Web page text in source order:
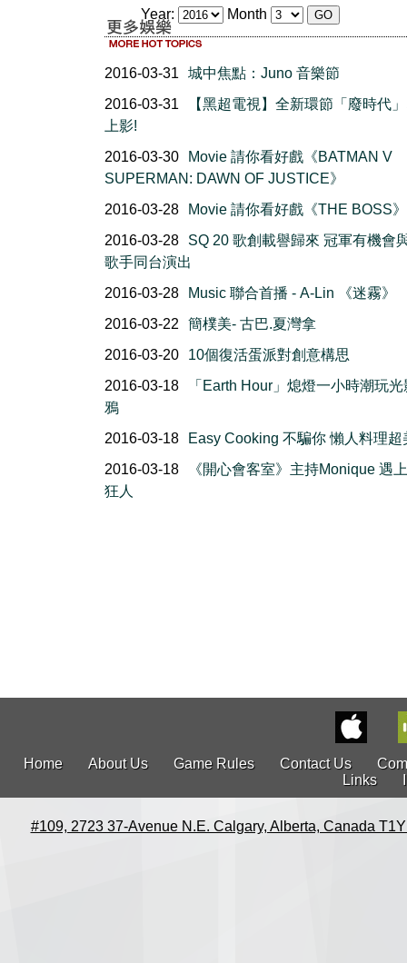
Year: Month
2016-03-31
城中焦點：Juno 音樂節
2016-03-31
【黑超電視】全新環節「廢時代
上影!
2016-03-30
Movie 請你看好戲《BATMAN V
SUPERMAN: DAWN OF JUSTICE》
2016-03-28
Movie 請你看好戲《THE BOSS》
2016-03-28
SQ 20 歌創載譽歸來 冠軍有機會
歌手同台演出
2016-03-28
Music 聯合首播 - A-Lin 《迷霧》
2016-03-22
簡樸美- 古巴.夏灣拿
2016-03-20
10個復活蛋派對創意構思
2016-03-18
「Earth Hour」熄燈一小時潮玩
鴉
2016-03-18
Easy Cooking 不騙你 懶人料理超
2016-03-18
《開心會客室》主持Monique 遇
狂人
Home About Us Game Rules Contact Us
Links
#109, 2723 37-Avenue N.E. Calgary, Alberta, Canada